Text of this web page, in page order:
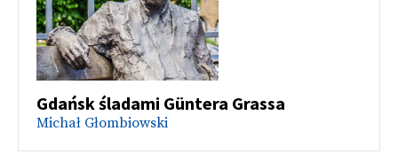
Gdańsk śladami Güntera Grassa
Michał Głombiowski